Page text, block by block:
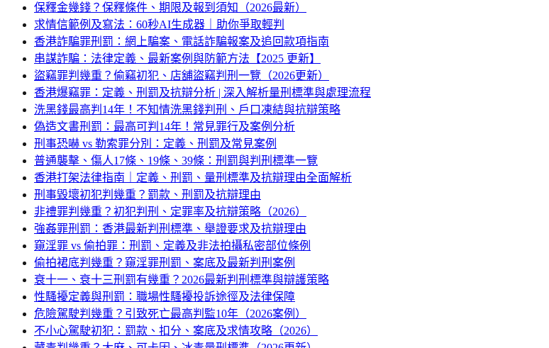
保釋金幾錢？保釋條件、期限及報到須知（2026最新）
求情信範例及寫法：60秒AI生成器｜助你爭取輕判
香港詐騙罪刑罰：網上騙案、電話詐騙報案及追回款項指南
串謀詐騙：法律定義、最新案例與防範方法【2025 更新】
盜竊罪判幾重？偷竊初犯、店舖盜竊判刑一覽（2026更新）
香港爆竊罪：定義、刑罰及抗辯分析 | 深入解析量刑標準與處理流程
洗黑錢最高判14年！不知情洗黑錢判刑、戶口凍結與抗辯策略
偽造文書刑罰：最高可判14年！常見罪行及案例分析
刑事恐嚇 vs 勒索罪分別：定義、刑罰及常見案例
普通襲擊、傷人17條、19條、39條：刑罰與判刑標準一覽
香港打架法律指南｜定義、刑罰、量刑標準及抗辯理由全面解析
刑事毀壞初犯判幾重？罰款、刑罰及抗辯理由
非禮罪判幾重？初犯判刑、定罪率及抗辯策略（2026）
強姦罪刑罰：香港最新判刑標準、舉證要求及抗辯理由
窺淫罪 vs 偷拍罪：刑罰、定義及非法拍攝私密部位條例
偷拍裙底判幾重？窺淫罪刑罰、案底及最新判刑案例
衰十一、衰十三刑罰有幾重？2026最新判刑標準與辯護策略
性騷擾定義與刑罰：職場性騷擾投訴途徑及法律保障
危險駕駛判幾重？引致死亡最高判監10年（2026案例）
不小心駕駛初犯：罰款、扣分、案底及求情攻略（2026）